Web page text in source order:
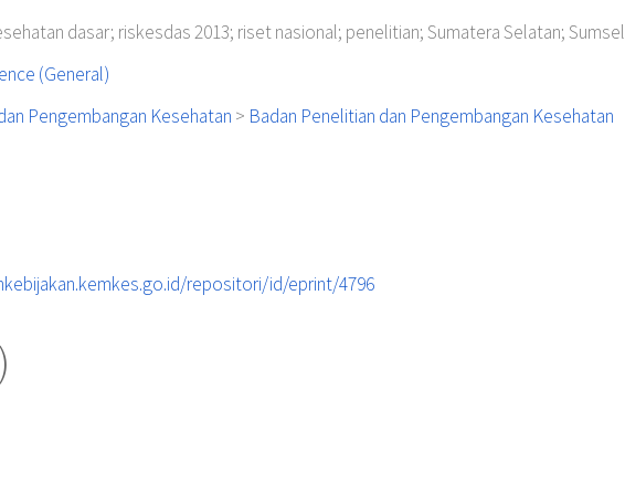
dasar; riskesdas 2013; riset nasional; penelitian; Sumatera Selatan; Sumsel
(General)
Pengembangan Kesehatan > Badan Penelitian dan Pengembangan Kesehatan
repositori/id/eprint/4796